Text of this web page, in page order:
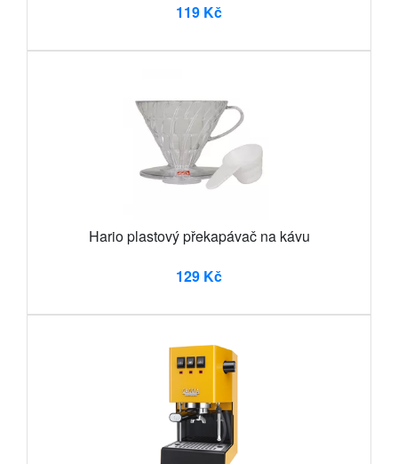
119 Kč
Hario plastový překapávač na kávu
129 Kč